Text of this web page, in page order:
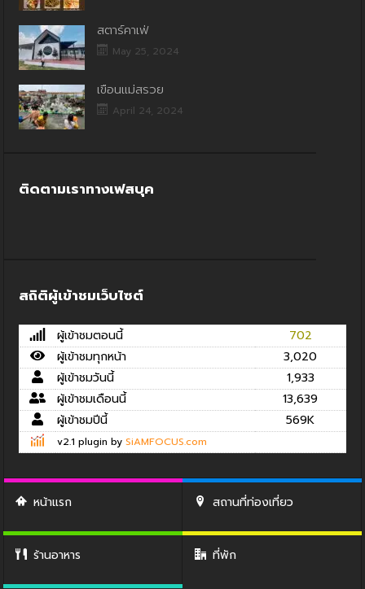
สตาร์คาเฟ่
May 25, 2024
เขื่อนแม่สรวย
April 24, 2024
ติดตามเราทางเฟสบุค
สถิติผู้เข้าชมเว็บไซต์
ผู้เข้าชมตอนนี้
702
ผู้เข้าชมทุกหน้า
3,020
ผู้เข้าชมวันนี้
1,933
ผู้เข้าชมเดือนนี้
13,639
ผู้เข้าชมปีนี้
569K
v2.1 plugin by SiAMFOCUS.com
หน้าแรก สถานที่ท่องเที่ยว
ร้านอาหาร ที่พัก